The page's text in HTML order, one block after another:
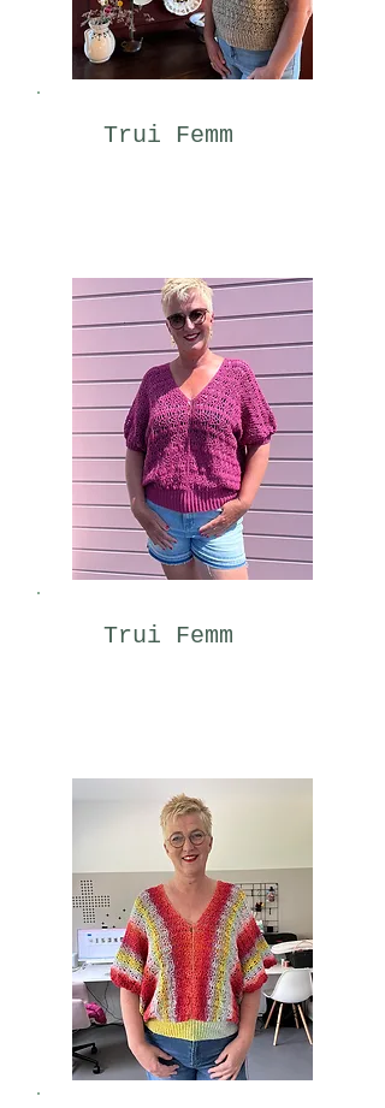
Trui Femm
Trui Femm